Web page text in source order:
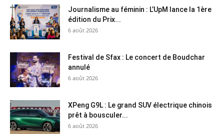
Journalisme au féminin : L’UpM lance la 1ère
édition du Prix...
6 août 2026
Festival de Sfax : Le concert de Boudchar
annulé
6 août 2026
XPeng G9L : Le grand SUV électrique chinois
prêt à bousculer...
6 août 2026